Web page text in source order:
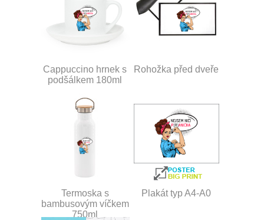
Cappuccino hrnek s
podšálkem 180ml
Rohožka před dveře
Termoska s
bambusovým víčkem
750ml
Plakát typ A4-A0